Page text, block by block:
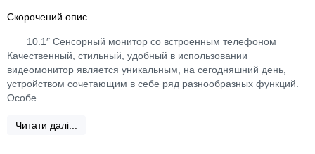
Скорочений опис
10.1″ Сенсорный монитор со встроенным телефоном
Качественный, стильный, удобный в использовании
видеомонитор является уникальным, на сегодняшний день,
устройством сочетающим в себе ряд разнообразных функций.
Особе...
Читати далі...